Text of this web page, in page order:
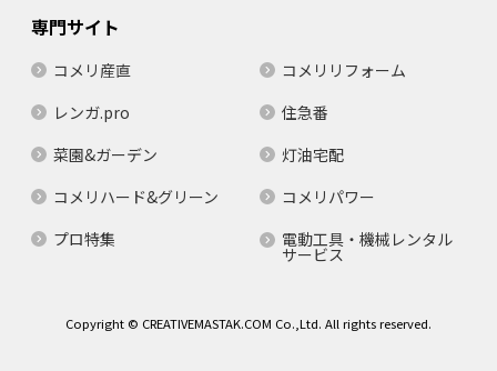
専門サイト
コメリ産直
コメリリフォーム
レンガ.pro
住急番
菜園&ガーデン
灯油宅配
コメリハード&グリーン
コメリパワー
プロ特集
電動工具・機械レンタル
サービス
Copyright © CREATIVEMASTAK.COM Co.,Ltd. All rights reserved.